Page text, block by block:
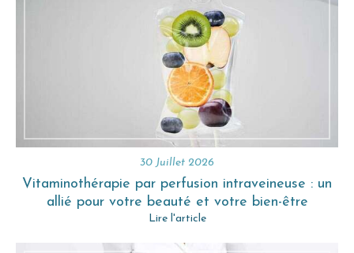
30 Juillet 2026
Vitaminothérapie par perfusion intraveineuse : un
allié pour votre beauté et votre bien-être
Lire l'article